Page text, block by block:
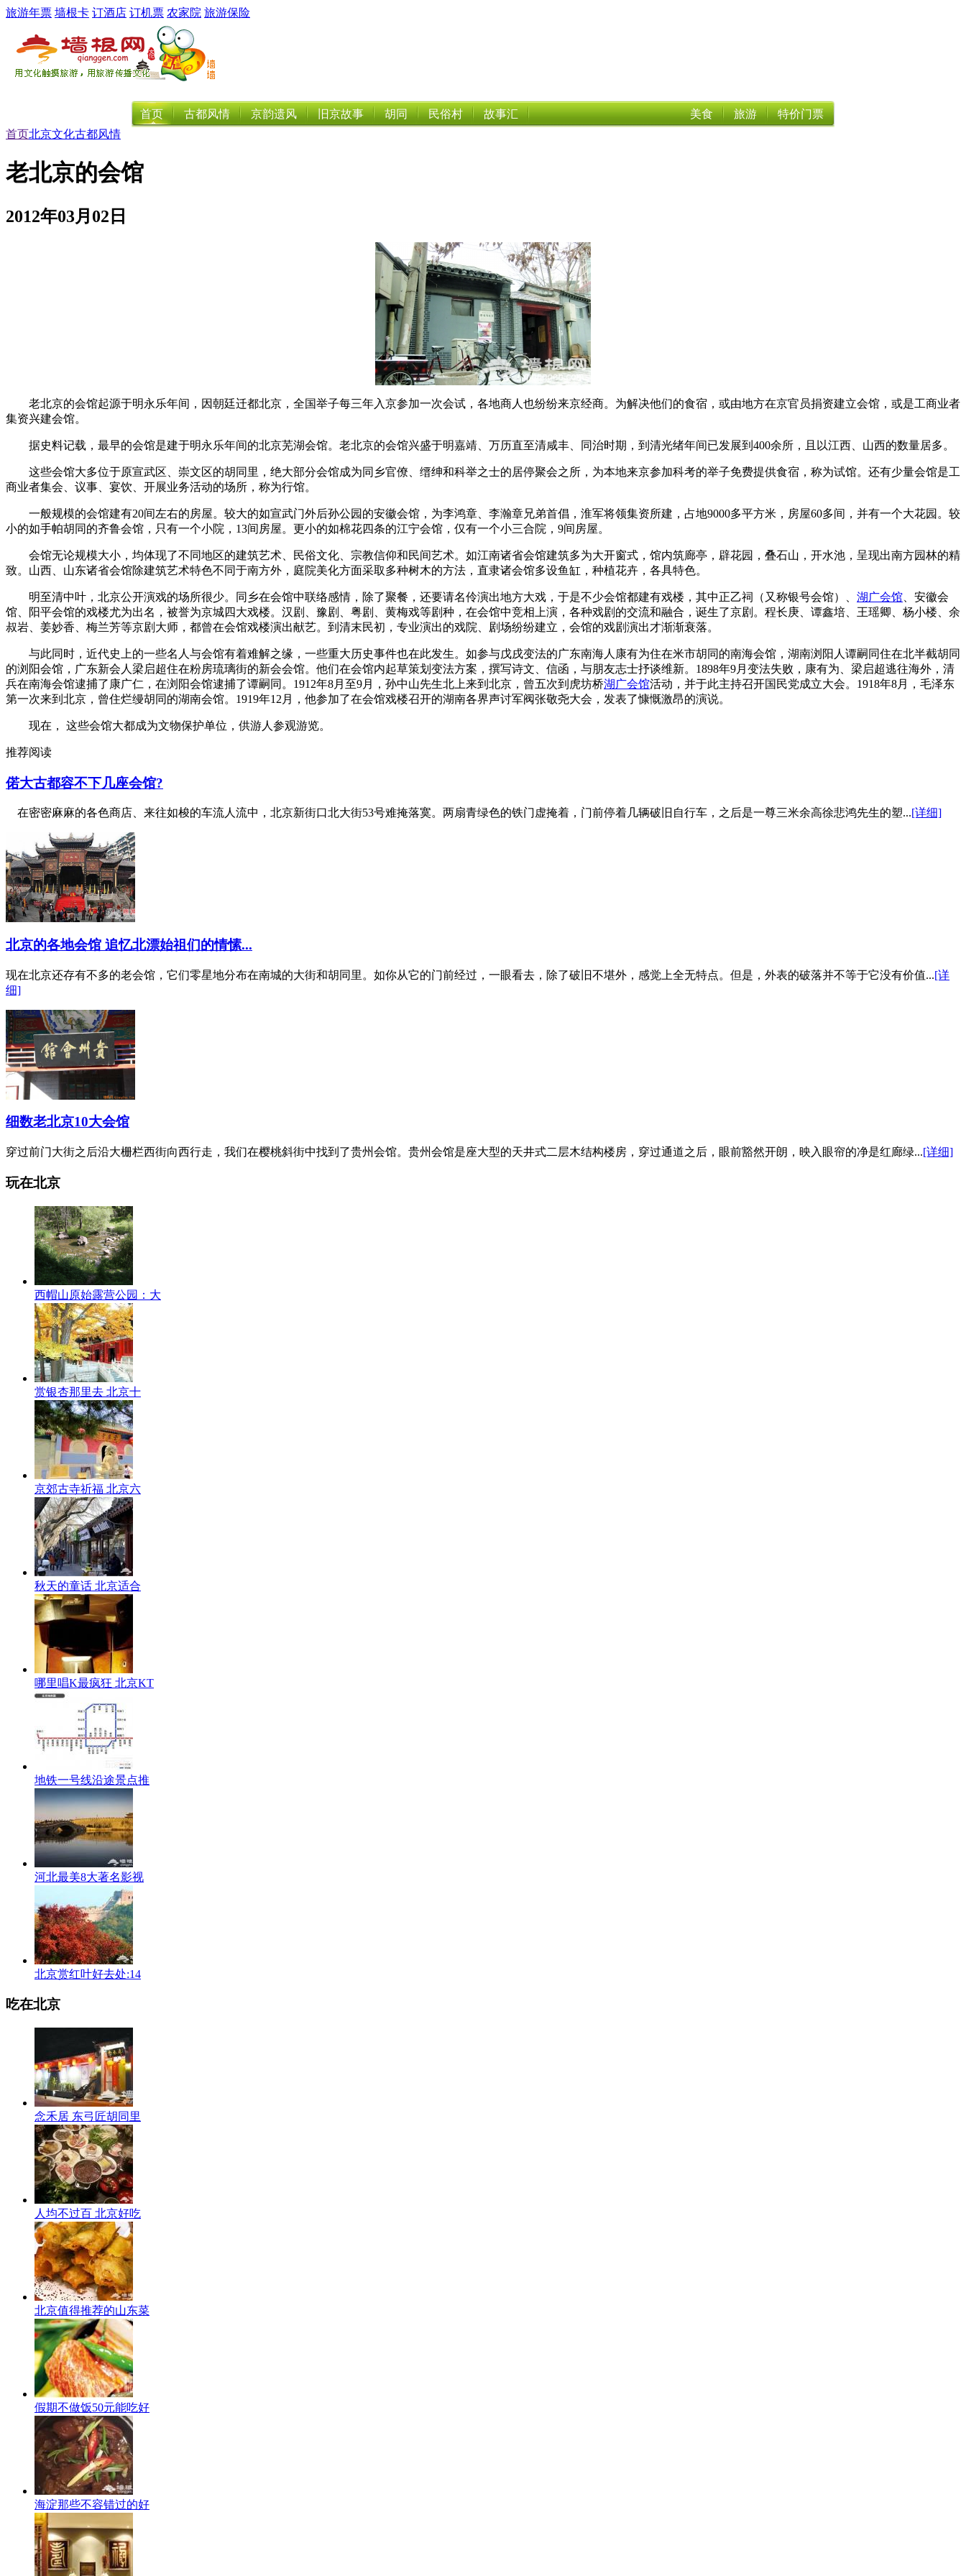
旅游年票 墙根卡 订酒店 订机票 农家院 旅游保险
首页 古都风情 京韵遗风 旧京故事 胡同 民俗村 故事汇 特价门票
旅游
美食
首页北京文化古都风情
老北京的会馆
2012年03月02日
老北京的会馆起源于明永乐年间，因朝廷迁都北京，全国举子每三年入京参加一次会试，各地商人也纷纷来京经商。为解决他们的食宿，或由地方在京官员捐资建立会馆，或是工商业者
集资兴建会馆。
据史料记载，最早的会馆是建于明永乐年间的北京芜湖会馆。老北京的会馆兴盛于明嘉靖、万历直至清咸丰、同治时期，到清光绪年间已发展到400余所，且以江西、山西的数量居多。
这些会馆大多位于原宣武区、崇文区的胡同里，绝大部分会馆成为同乡官僚、缙绅和科举之士的居停聚会之所，为本地来京参加科考的举子免费提供食宿，称为试馆。还有少量会馆是工
商业者集会、议事、宴饮、开展业务活动的场所，称为行馆。
一般规模的会馆建有20间左右的房屋。较大的如宣武门外后孙公园的安徽会馆，为李鸿章、李瀚章兄弟首倡，淮军将领集资所建，占地9000多平方米，房屋60多间，并有一个大花园。较
小的如手帕胡同的齐鲁会馆，只有一个小院，13间房屋。更小的如棉花四条的江宁会馆，仅有一个小三合院，9间房屋。
会馆无论规模大小，均体现了不同地区的建筑艺术、民俗文化、宗教信仰和民间艺术。如江南诸省会馆建筑多为大开窗式，馆内筑廊亭，辟花园，叠石山，开水池，呈现出南方园林的精
致。山西、山东诸省会馆除建筑艺术特色不同于南方外，庭院美化方面采取多种树木的方法，直隶诸会馆多设鱼缸，种植花卉，各具特色。
明至清中叶，北京公开演戏的场所很少。同乡在会馆中联络感情，除了聚餐，还要请名伶演出地方大戏，于是不少会馆都建有戏楼，其中正乙祠（又称银号会馆）、 湖广会馆 、安徽会
馆、阳平会馆的戏楼尤为出名，被誉为京城四大戏楼。汉剧、豫剧、粤剧、黄梅戏等剧种，在会馆中竞相上演，各种戏剧的交流和融合，诞生了京剧。程长庚、谭鑫培、王瑶卿、杨小楼、余
叔岩、姜妙香、梅兰芳等京剧大师，都曾在会馆戏楼演出献艺。到清末民初，专业演出的戏院、剧场纷纷建立，会馆的戏剧演出才渐渐衰落。
与此同时，近代史上的一些名人与会馆有着难解之缘，一些重大历史事件也在此发生。如参与戊戌变法的广东南海人康有为住在米市胡同的南海会馆，湖南浏阳人谭嗣同住在北半截胡同
的浏阳会馆，广东新会人梁启超住在粉房琉璃街的新会会馆。他们在会馆内起草策划变法方案，撰写诗文、信函，与朋友志士抒谈维新。1898年9月变法失败，康有为、梁启超逃往海外，清
兵在南海会馆逮捕了康广仁，在浏阳会馆逮捕了谭嗣同。1912年8月至9月，孙中山先生北上来到北京，曾五次到虎坊桥湖广会馆活动，并于此主持召开国民党成立大会。1918年8月，毛泽东
第一次来到北京，曾住烂缦胡同的湖南会馆。1919年12月，他参加了在会馆戏楼召开的湖南各界声讨军阀张敬尧大会，发表了慷慨激昂的演说。
现在， 这些会馆大都成为文物保护单位，供游人参观游览。
推荐阅读
偌大古都容不下几座会馆?
在密密麻麻的各色商店、来往如梭的车流人流中，北京新街口北大街53号难掩落寞。两扇青绿色的铁门虚掩着，门前停着几辆破旧自行车，之后是一尊三米余高徐悲鸿先生的塑...[详细]
北京的各地会馆 追忆北漂始祖们的情愫...
现在北京还存有不多的老会馆，它们零星地分布在南城的大街和胡同里。如你从它的门前经过，一眼看去，除了破旧不堪外，感觉上全无特点。但是，外表的破落并不等于它没有价值...[详
细]
细数老北京10大会馆
穿过前门大街之后沿大栅栏西街向西行走，我们在樱桃斜街中找到了贵州会馆。贵州会馆是座大型的天井式二层木结构楼房，穿过通道之后，眼前豁然开朗，映入眼帘的净是红廊绿...[详细]
玩在北京
西帽山原始露营公园：大
赏银杏那里去 北京十
京郊古寺祈福 北京六
秋天的童话 北京适合
哪里唱K最疯狂 北京KT
地铁一号线沿途景点推
河北最美8大著名影视
北京赏红叶好去处:14
吃在北京
念禾居 东弓匠胡同里
人均不过百 北京好吃
北京值得推荐的山东菜
假期不做饭50元能吃好
海淀那些不容错过的好